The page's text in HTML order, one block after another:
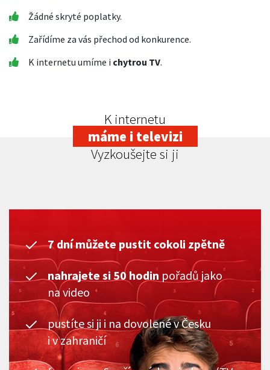
Žádné skryté poplatky.
Zařídíme za vás přechod od konkurence.
K internetu umíme i chytrou TV.
K internetu
máme i televizi
Vyzkoušejte si ji
7 dní můžete pustit cokoli zpětně
nahrajete si 50 hodin pořadů jako
na video
pustíte si ji i na dovolené v Česku
i v zahraničí